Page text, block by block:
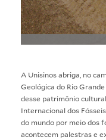
A Unisinos abriga, no
Geológica do Rio Grande
desse patrimônio
Internacional dos
do mundo por meio dos
acontecem palestras e